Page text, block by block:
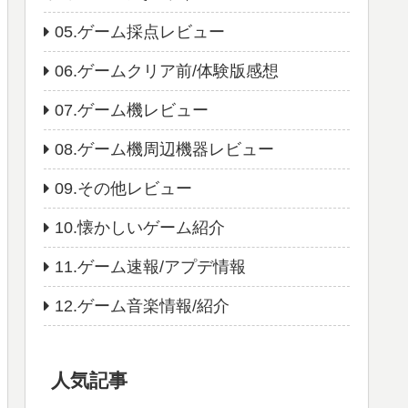
05.ゲーム採点レビュー
06.ゲームクリア前/体験版感想
07.ゲーム機レビュー
08.ゲーム機周辺機器レビュー
09.その他レビュー
10.懐かしいゲーム紹介
11.ゲーム速報/アプデ情報
12.ゲーム音楽情報/紹介
人気記事